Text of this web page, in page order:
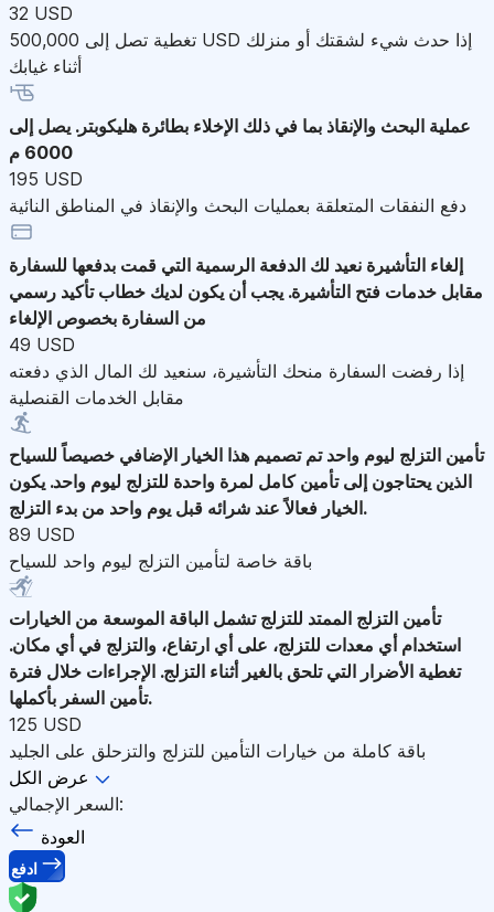
32 USD
تغطية تصل إلى 500,000 USD إذا حدث شيء لشقتك أو منزلك
أثناء غيابك
عملية البحث والإنقاذ بما في ذلك الإخلاء بطائرة هليكوبتر. يصل إلى
6000 م
195 USD
دفع النفقات المتعلقة بعمليات البحث والإنقاذ في المناطق النائية
إلغاء التأشيرة نعيد لك الدفعة الرسمية التي قمت بدفعها للسفارة
مقابل خدمات فتح التأشيرة. يجب أن يكون لديك خطاب تأكيد رسمي
من السفارة بخصوص الإلغاء
49 USD
إذا رفضت السفارة منحك التأشيرة، سنعيد لك المال الذي دفعته
مقابل الخدمات القنصلية
تأمين التزلج ليوم واحد تم تصميم هذا الخيار الإضافي خصيصاً للسياح
الذين يحتاجون إلى تأمين كامل لمرة واحدة للتزلج ليوم واحد. يكون
الخيار فعالاً عند شرائه قبل يوم واحد من بدء التزلج.
89 USD
باقة خاصة لتأمين التزلج ليوم واحد للسياح
تأمين التزلج الممتد للتزلج تشمل الباقة الموسعة من الخيارات
استخدام أي معدات للتزلج، على أي ارتفاع، والتزلج في أي مكان.
تغطية الأضرار التي تلحق بالغير أثناء التزلج. الإجراءات خلال فترة
تأمين السفر بأكملها.
125 USD
باقة كاملة من خيارات التأمين للتزلج والتزحلق على الجليد
عرض الكل
السعر الإجمالي:
العودة
ادفع